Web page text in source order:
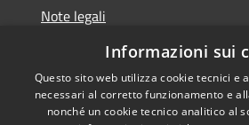
Note legali
Dichiarazione di accessibilità
Informazioni sui
Questo sito web utilizza cookie tecnici e
necessari al corretto funzionamento e
nonché un cookie tecnico analitico al